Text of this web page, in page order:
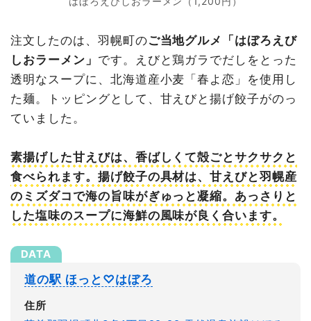
注文したのは、羽幌町のご当地グルメ
「はぼろえび
しおラーメン」 です。えびと鶏ガラでだしをとった
透明なスープに、北海道産小麦「春よ恋」を使用し
た麺。トッピングとして、甘えびと揚げ餃子がのっ
ていました。
素揚げした甘えびは、香ばしくて殻ごとサクサクと
食べられます。揚げ餃子の具材は、甘えびと羽幌産
のミズダコで海の旨味がぎゅっと凝縮。あっさりと
した塩味のスープに海鮮の風味が良く合います。
道の駅 ほっと♡はぼろ
住所